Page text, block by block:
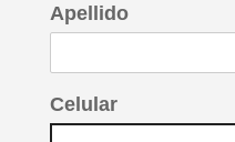
Apellido
Celular